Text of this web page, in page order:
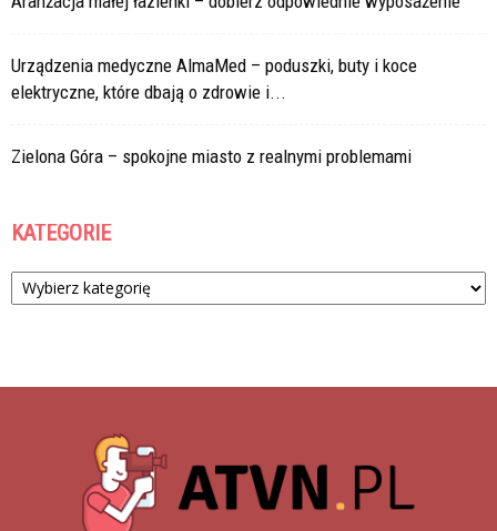
Urządzenia medyczne AlmaMed – poduszki, buty i koce
elektryczne, które dbają o zdrowie i...
Zielona Góra – spokojne miasto z realnymi problemami
KATEGORIE
Kategorie